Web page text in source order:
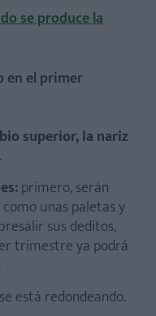
se produce la
en el primer
superior, la nariz
primero, serán
unas paletas y
sus deditos,
trimestre ya podrá
está redondeando.